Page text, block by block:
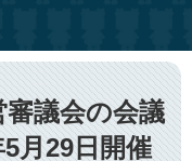
議会の会議
月29日開催